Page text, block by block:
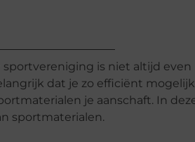
is niet altijd
dat je zo efficiënt
je aanschaft. In
sportmaterialen.